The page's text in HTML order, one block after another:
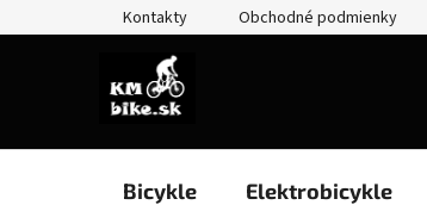
na
Kontakty Obchodné podmienky
Bicykle Elektrobicykle